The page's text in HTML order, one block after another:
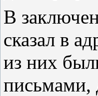
В
сказал в
из них
письмами,